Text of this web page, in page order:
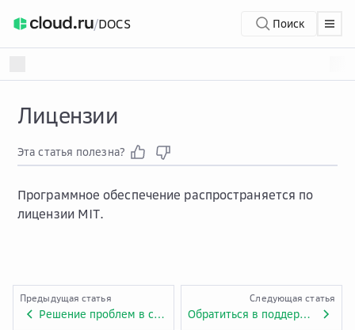
/DOCS Поиск
Лицензии
Эта статья полезна?
Программное обеспечение распространяется по
лицензии MIT.
Предыдущая статья
Решение проблем в сервисе CLI
Следующая статья
Обратиться в поддержку